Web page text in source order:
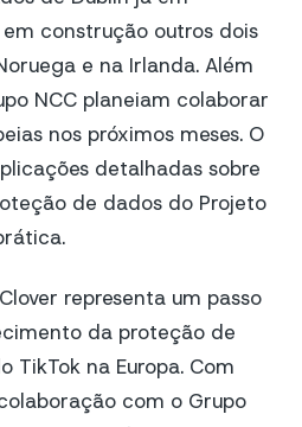
construção outros dois
e na Irlanda. Além
NCC planeiam colaborar
nos próximos meses. O
detalhadas sobre
de dados do Projeto
representa um passo
da proteção de
TikTok na Europa. Com
com o Grupo